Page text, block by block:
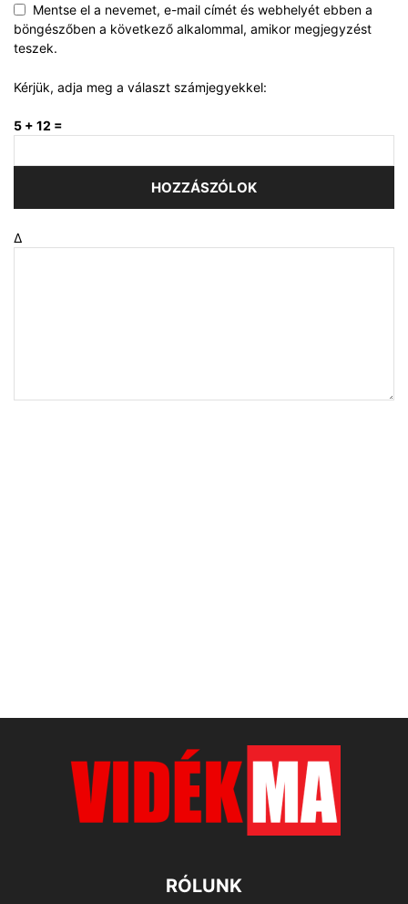
Mentse el a nevemet, e-mail címét és webhelyét ebben a
böngészőben a következő alkalommal, amikor megjegyzést
teszek.
Kérjük, adja meg a választ számjegyekkel:
5 + 12 =
Δ
RÓLUNK